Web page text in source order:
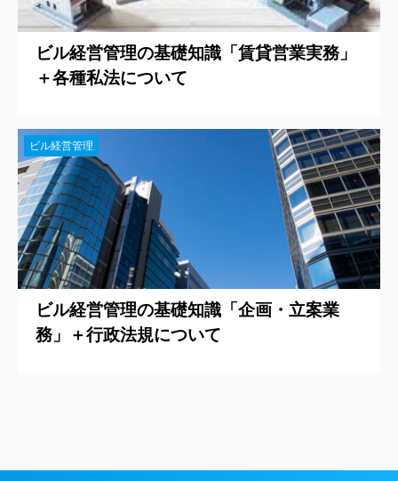
ビル経営管理の基礎知識「賃貸営業実務」
＋各種私法について
ビル経営管理
ビル経営管理の基礎知識「企画・立案業
務」＋行政法規について